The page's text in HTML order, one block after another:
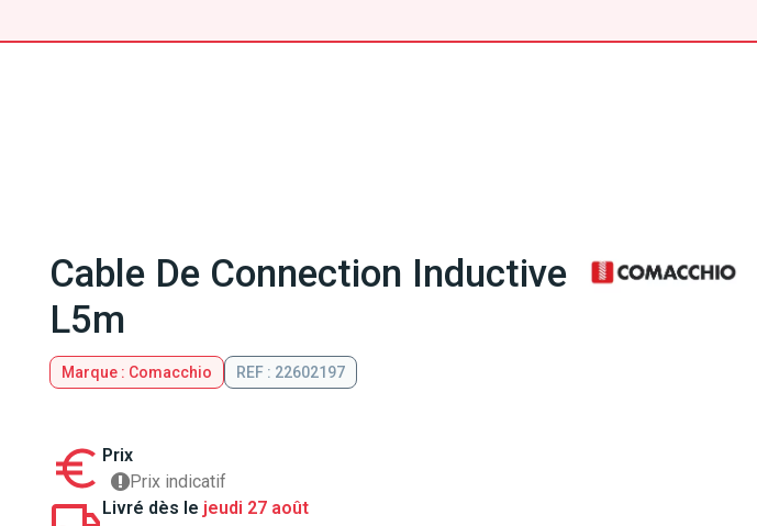
Cable De Connection Inductive
L5m
Marque : Comacchio REF : 22602197
Prix
Prix indicatif
Livré dès le jeudi 27 août